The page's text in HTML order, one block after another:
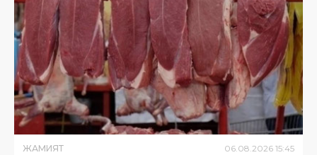
ЖАМИЯТ 06 08 2026 15:45